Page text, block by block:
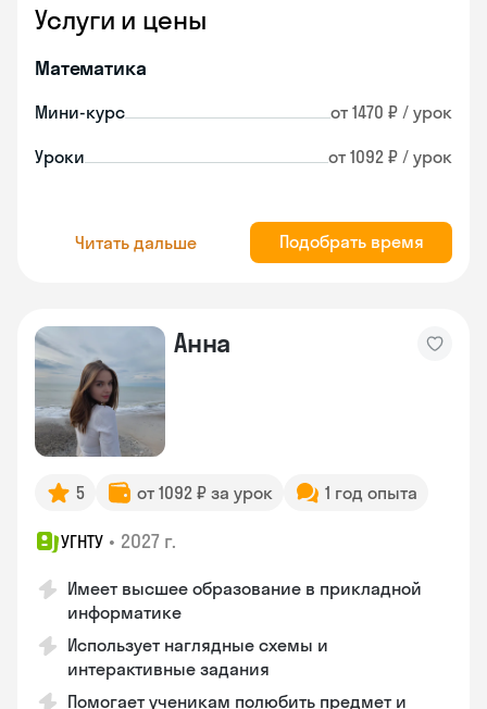
Услуги и цены
Математика
Мини-курс от 1470 ₽ / урок
Уроки от 1092 ₽ / урок
Читать дальше Подобрать время
Анна
5 от 1092 ₽ за урок 1 год опыта
УГНТУ • 2027 г.
Имеет высшее образование в прикладной
информатике
Использует наглядные схемы и
интерактивные задания
Помогает ученикам полюбить предмет и